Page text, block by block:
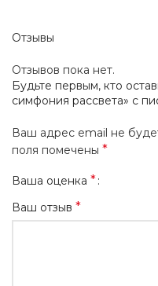
Отзывы
Отзывов пока нет.
Будьте первым, кто
симфония рассвета» с
Ваш адрес email не
поля помечены *
Ваша оценка *
Ваш отзыв *